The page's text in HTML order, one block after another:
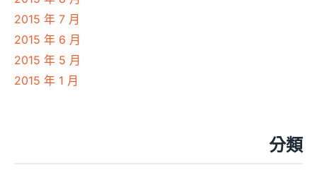
2015 年 7 月
2015 年 6 月
2015 年 5 月
2015 年 1 月
分類